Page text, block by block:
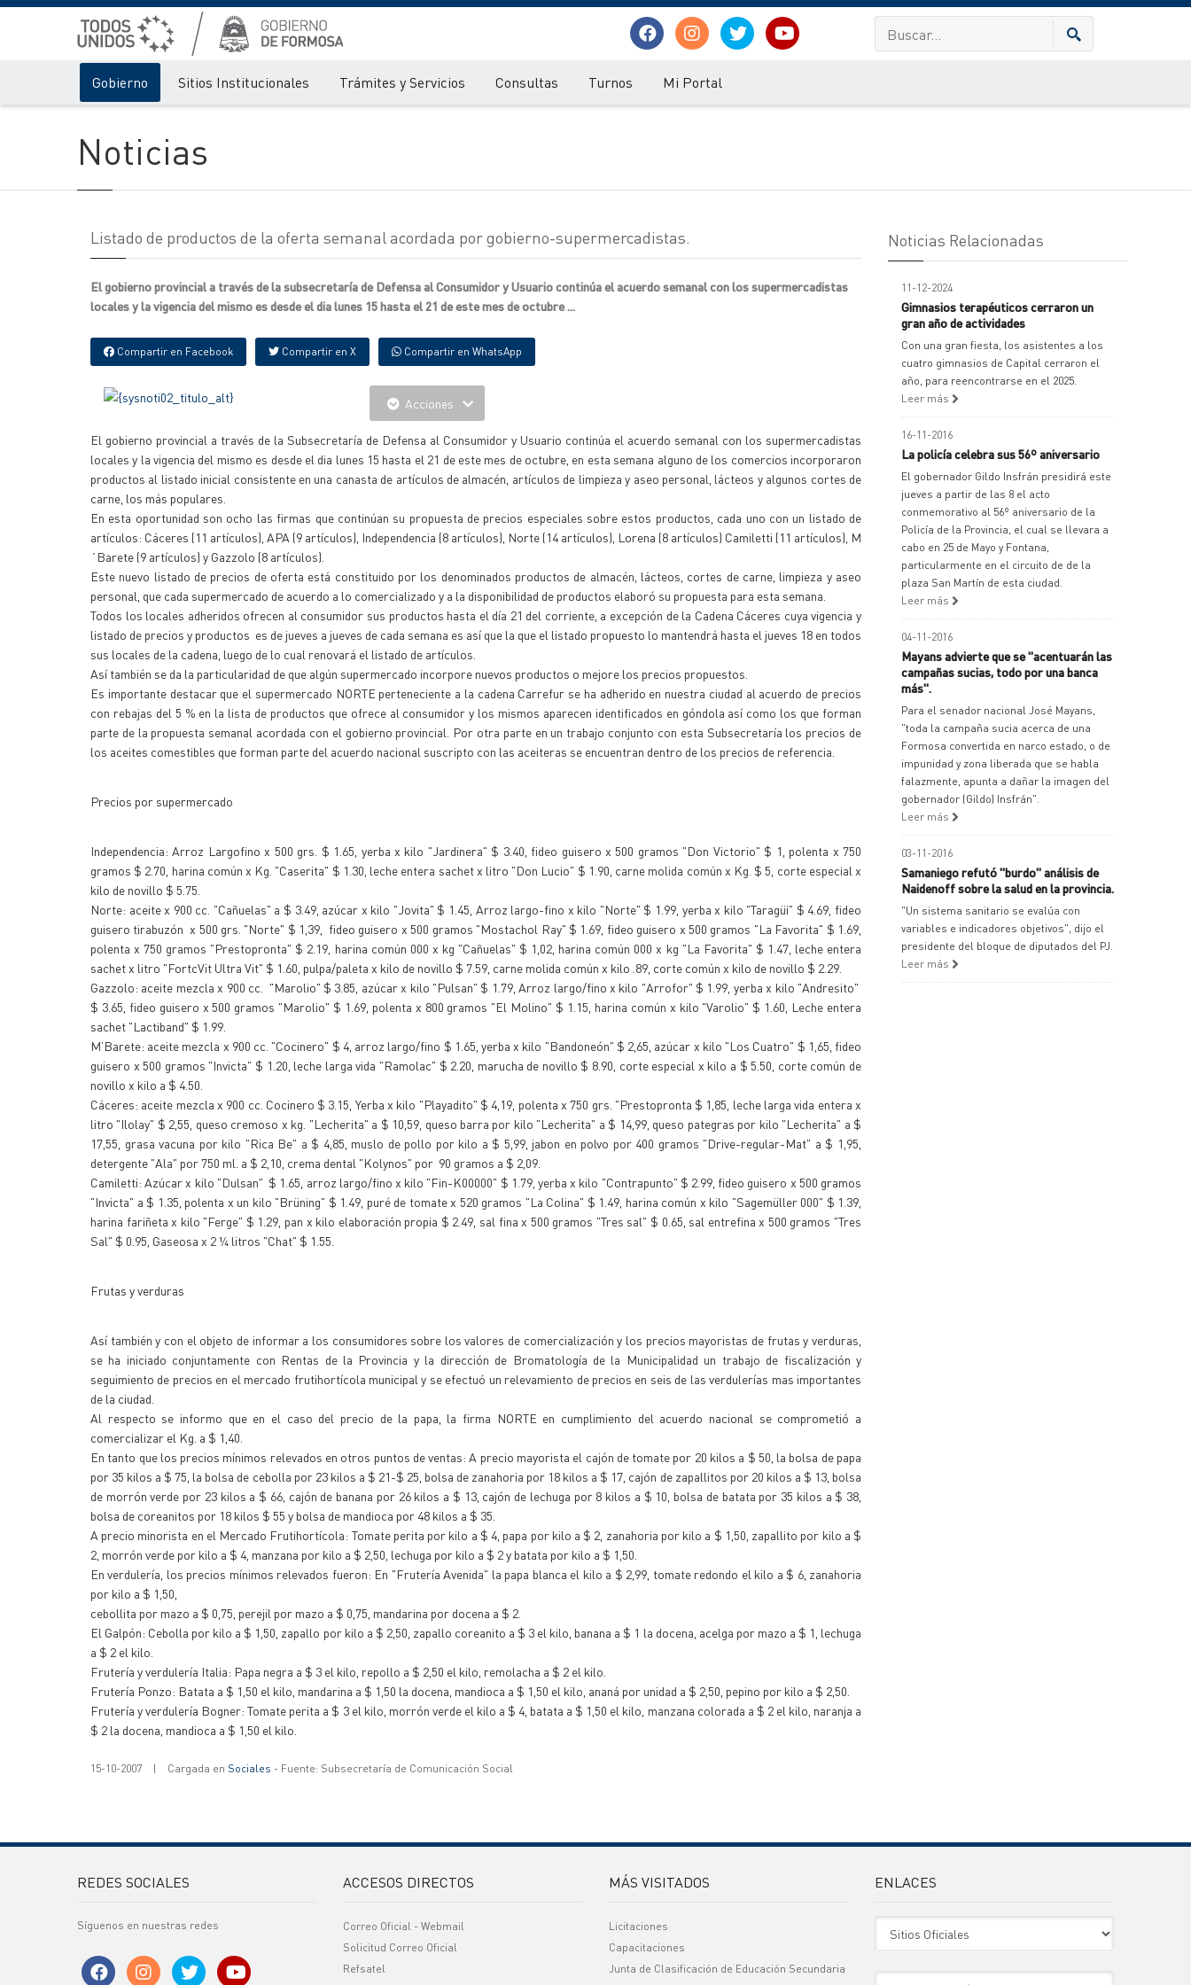
Gobierno Sitios Institucionales Trámites y Servicios Consultas Turnos Mi Portal
Noticias
Listado de productos de la oferta semanal acordada por gobierno-supermercadistas.
El gobierno provincial a través de la subsecretaría de Defensa al Consumidor y Usuario continúa el acuerdo semanal con los supermercadistas
locales y la vigencia del mismo es desde el dia lunes 15 hasta el 21 de este mes de octubre ...
Compartir en Facebook Compartir en X Compartir en WhatsApp
Acciones
El gobierno provincial a través de la Subsecretaría de Defensa al Consumidor y Usuario continúa el acuerdo semanal con los supermercadistas
locales y la vigencia del mismo es desde el dia lunes 15 hasta el 21 de este mes de octubre, en esta semana alguno de los comercios incorporaron
productos al listado inicial consistente en una canasta de artículos de almacén, artículos de limpieza y aseo personal, lácteos y algunos cortes de
carne, los más populares.
En esta oportunidad son ocho las firmas que continúan su propuesta de precios especiales sobre estos productos, cada uno con un listado de
artículos: Cáceres (11 artículos), APA (9 artículos), Independencia (8 artículos), Norte (14 artículos), Lorena (8 artículos) Camiletti (11 artículos), M
´Barete (9 artículos) y Gazzolo (8 artículos).
Este nuevo listado de precios de oferta está constituido por los denominados productos de almacén, lácteos, cortes de carne, limpieza y aseo
personal, que cada supermercado de acuerdo a lo comercializado y a la disponibilidad de productos elaboró su propuesta para esta semana.
Todos los locales adheridos ofrecen al consumidor sus productos hasta el día 21 del corriente, a excepción de la Cadena Cáceres cuya vigencia y
listado de precios y productos es de jueves a jueves de cada semana es así que la que el listado propuesto lo mantendrá hasta el jueves 18 en todos
sus locales de la cadena, luego de lo cual renovará el listado de artículos.
Así también se da la particularidad de que algún supermercado incorpore nuevos productos o mejore los precios propuestos.
Es importante destacar que el supermercado NORTE perteneciente a la cadena Carrefur se ha adherido en nuestra ciudad al acuerdo de precios
con rebajas del 5 % en la lista de productos que ofrece al consumidor y los mismos aparecen identificados en góndola así como los que forman
parte de la propuesta semanal acordada con el gobierno provincial. Por otra parte en un trabajo conjunto con esta Subsecretaría los precios de
los aceites comestibles que forman parte del acuerdo nacional suscripto con las aceiteras se encuentran dentro de los precios de referencia.
Precios por supermercado
Independencia: Arroz Largofino x 500 grs. $ 1.65, yerba x kilo "Jardinera" $ 3.40, fideo guisero x 500 gramos "Don Victorio" $ 1, polenta x 750
gramos $ 2.70, harina común x Kg. "Caserita" $ 1.30, leche entera sachet x litro "Don Lucio" $ 1.90, carne molida común x Kg. $ 5, corte especial x
kilo de novillo $ 5.75.
Norte: aceite x 900 cc. "Cañuelas" a $ 3.49, azúcar x kilo "Jovita" $ 1.45, Arroz largo-fino x kilo "Norte" $ 1.99, yerba x kilo "Taragüi" $ 4.69, fideo
guisero tirabuzón x 500 grs. "Norte" $ 1,39, fideo guisero x 500 gramos "Mostachol Ray" $ 1.69, fideo guisero x 500 gramos "La Favorita" $ 1.69,
polenta x 750 gramos "Prestopronta" $ 2.19, harina común 000 x kg "Cañuelas" $ 1,02, harina común 000 x kg "La Favorita" $ 1.47, leche entera
sachet x litro "FortcVit Ultra Vit" $ 1.60, pulpa/paleta x kilo de novillo $ 7.59, carne molida común x kilo .89, corte común x kilo de novillo $ 2.29.
Gazzolo: aceite mezcla x 900 cc. "Marolio" $ 3.85, azúcar x kilo "Pulsan" $ 1.79, Arroz largo/fino x kilo "Arrofor" $ 1.99, yerba x kilo "Andresito"
$ 3.65, fideo guisero x 500 gramos "Marolio" $ 1.69, polenta x 800 gramos "El Molino" $ 1.15, harina común x kilo "Varolio" $ 1.60, Leche entera
sachet "Lactiband" $ 1.99.
M’Barete: aceite mezcla x 900 cc. "Cocinero" $ 4, arroz largo/fino $ 1.65, yerba x kilo "Bandoneón" $ 2,65, azúcar x kilo "Los Cuatro" $ 1,65, fideo
guisero x 500 gramos "Invicta" $ 1.20, leche larga vida "Ramolac" $ 2.20, marucha de novillo $ 8.90, corte especial x kilo a $ 5.50, corte común de
novillo x kilo a $ 4.50.
Cáceres: aceite mezcla x 900 cc. Cocinero $ 3.15, Yerba x kilo "Playadito" $ 4,19, polenta x 750 grs. "Prestopronta $ 1,85, leche larga vida entera x
litro "Ilolay" $ 2,55, queso cremoso x kg. "Lecherita" a $ 10,59, queso barra por kilo "Lecherita" a $ 14,99, queso pategras por kilo "Lecherita" a $
17,55, grasa vacuna por kilo "Rica Be" a $ 4,85, muslo de pollo por kilo a $ 5,99, jabon en polvo por 400 gramos "Drive-regular-Mat" a $ 1,95,
detergente "Ala" por 750 ml. a $ 2,10, crema dental "Kolynos" por 90 gramos a $ 2,09.
Camiletti: Azúcar x kilo "Dulsan" $ 1.65, arroz largo/fino x kilo "Fin-K00000" $ 1.79, yerba x kilo "Contrapunto" $ 2.99, fideo guisero x 500 gramos
"Invicta" a $ 1.35, polenta x un kilo "Brüning" $ 1.49, puré de tomate x 520 gramos "La Colina" $ 1.49, harina común x kilo "Sagemüller 000" $ 1.39,
harina fariñeta x kilo "Ferge" $ 1.29, pan x kilo elaboración propia $ 2.49, sal fina x 500 gramos "Tres sal" $ 0.65, sal entrefina x 500 gramos "Tres
Sal" $ 0.95, Gaseosa x 2 ¼ litros "Chat" $ 1.55.
Frutas y verduras
Así también y con el objeto de informar a los consumidores sobre los valores de comercialización y los precios mayoristas de frutas y verduras,
se ha iniciado conjuntamente con Rentas de la Provincia y la dirección de Bromatología de la Municipalidad un trabajo de fiscalización y
seguimiento de precios en el mercado frutihortícola municipal y se efectuó un relevamiento de precios en seis de las verdulerías mas importantes
de la ciudad.
Al respecto se informo que en el caso del precio de la papa, la firma NORTE en cumplimiento del acuerdo nacional se comprometió a
comercializar el Kg. a $ 1,40.
En tanto que los precios mínimos relevados en otros puntos de ventas: A precio mayorista el cajón de tomate por 20 kilos a $ 50, la bolsa de papa
por 35 kilos a $ 75, la bolsa de cebolla por 23 kilos a $ 21-$ 25, bolsa de zanahoria por 18 kilos a $ 17, cajón de zapallitos por 20 kilos a $ 13, bolsa
de morrón verde por 23 kilos a $ 66, cajón de banana por 26 kilos a $ 13, cajón de lechuga por 8 kilos a $ 10, bolsa de batata por 35 kilos a $ 38,
bolsa de coreanitos por 18 kilos $ 55 y bolsa de mandioca por 48 kilos a $ 35.
A precio minorista en el Mercado Frutihortícola: Tomate perita por kilo a $ 4, papa por kilo a $ 2, zanahoria por kilo a $ 1,50, zapallito por kilo a $
2, morrón verde por kilo a $ 4, manzana por kilo a $ 2,50, lechuga por kilo a $ 2 y batata por kilo a $ 1,50.
En verdulería, los precios mínimos relevados fueron: En "Frutería Avenida" la papa blanca el kilo a $ 2,99, tomate redondo el kilo a $ 6, zanahoria
por kilo a $ 1,50,
cebollita por mazo a $ 0,75, perejil por mazo a $ 0,75, mandarina por docena a $ 2.
El Galpón: Cebolla por kilo a $ 1,50, zapallo por kilo a $ 2,50, zapallo coreanito a $ 3 el kilo, banana a $ 1 la docena, acelga por mazo a $ 1, lechuga
a $ 2 el kilo.
Frutería y verdulería Italia: Papa negra a $ 3 el kilo, repollo a $ 2,50 el kilo, remolacha a $ 2 el kilo.
Frutería Ponzo: Batata a $ 1,50 el kilo, mandarina a $ 1,50 la docena, mandioca a $ 1,50 el kilo, ananá por unidad a $ 2,50, pepino por kilo a $ 2,50.
Frutería y verdulería Bogner: Tomate perita a $ 3 el kilo, morrón verde el kilo a $ 4, batata a $ 1,50 el kilo, manzana colorada a $ 2 el kilo, naranja a
$ 2 la docena, mandioca a $ 1,50 el kilo.
15-10-2007 | Cargada en Sociales - Fuente: Subsecretaría de Comunicación Social
Noticias Relacionadas
11-12-2024
Gimnasios terapéuticos cerraron un
gran año de actividades
Con una gran fiesta, los asistentes a los
cuatro gimnasios de Capital cerraron el
año, para reencontrarse en el 2025.
Leer más
16-11-2016
La policía celebra sus 56º aniversario
El gobernador Gildo Insfrán presidirá este
jueves a partir de las 8 el acto
conmemorativo al 56º aniversario de la
Policía de la Provincia, el cual se llevara a
cabo en 25 de Mayo y Fontana,
particularmente en el circuito de de la
plaza San Martín de esta ciudad.
Leer más
04-11-2016
Mayans advierte que se "acentuarán las
campañas sucias, todo por una banca
más".
Para el senador nacional José Mayans,
"toda la campaña sucia acerca de una
Formosa convertida en narco estado, o de
impunidad y zona liberada que se habla
falazmente, apunta a dañar la imagen del
gobernador (Gildo) Insfrán".
Leer más
03-11-2016
Samaniego refutó "burdo" análisis de
Naidenoff sobre la salud en la provincia.
"Un sistema sanitario se evalúa con
variables e indicadores objetivos", dijo el
presidente del bloque de diputados del PJ.
Leer más
REDES SOCIALES
Síguenos en nuestras redes
ACCESOS DIRECTOS
Correo Oficial - Webmail
Solicitud Correo Oficial
Refsatel
MÁS VISITADOS
Licitaciones
Capacitaciones
Junta de Clasificación de Educación Secundaria
ENLACES